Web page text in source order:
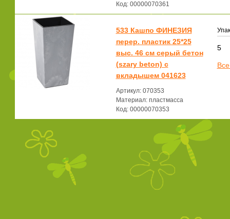
Код: 00000070361
533 Кашпо ФИНЕЗИЯ
перер. пластик 25*25
выс. 46 см серый бетон
(szary beton) с
вкладышем 041623
Артикул: 070353
Материал: пластмасса
Код: 00000070353
5